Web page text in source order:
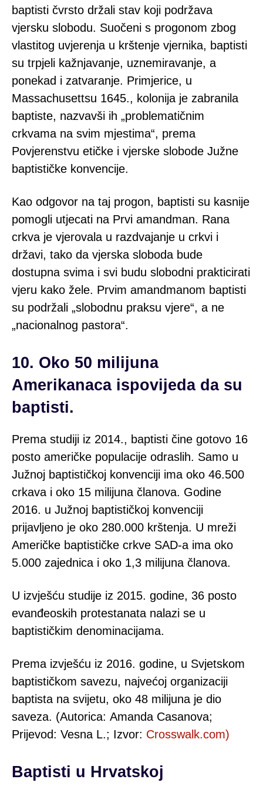
baptisti čvrsto držali stav koji podržava
vjersku slobodu. Suočeni s progonom zbog
vlastitog uvjerenja u krštenje vjernika, baptisti
su trpjeli kažnjavanje, uznemiravanje, a
ponekad i zatvaranje. Primjerice, u
Massachusettsu 1645., kolonija je zabranila
baptiste, nazvavši ih „problematičnim
crkvama na svim mjestima“, prema
Povjerenstvu etičke i vjerske slobode Južne
baptističke konvencije.
Kao odgovor na taj progon, baptisti su kasnije
pomogli utjecati na Prvi amandman. Rana
crkva je vjerovala u razdvajanje u crkvi i
državi, tako da vjerska sloboda bude
dostupna svima i svi budu slobodni prakticirati
vjeru kako žele. Prvim amandmanom baptisti
su podržali „slobodnu praksu vjere“, a ne
„nacionalnog pastora“.
10. Oko 50 milijuna
Amerikanaca ispovijeda da su
baptisti.
Prema studiji iz 2014., baptisti čine gotovo 16
posto američke populacije odraslih. Samo u
Južnoj baptističkoj konvenciji ima oko 46.500
crkava i oko 15 milijuna članova. Godine
2016. u Južnoj baptističkoj konvenciji
prijavljeno je oko 280.000 krštenja. U mreži
Američke baptističke crkve SAD-a ima oko
5.000 zajednica i oko 1,3 milijuna članova.
U izvješću studije iz 2015. godine, 36 posto
evanđeoskih protestanata nalazi se u
baptističkim denominacijama.
Prema izvješću iz 2016. godine, u Svjetskom
baptističkom savezu, najvećoj organizaciji
baptista na svijetu, oko 48 milijuna je dio
saveza. (Autorica: Amanda Casanova;
Prijevod: Vesna L.; Izvor: Crosswalk.com)
Baptisti u Hrvatskoj